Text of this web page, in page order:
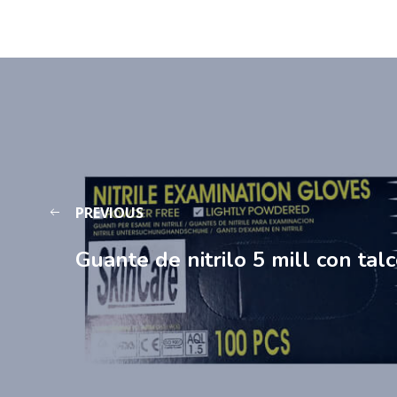
PREVIOUS
Guante de nitrilo 5 mill con